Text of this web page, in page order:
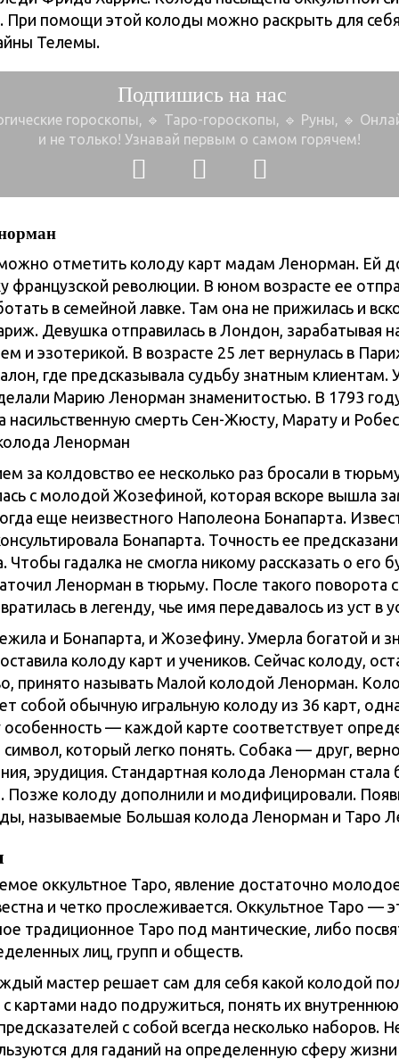
При помощи этой колоды можно раскрыть для
Телемы.
Подпишись на нас
гороскопы, 🔹 Таро-гороскопы, 🔹 Руны, 🔹
и не только! Узнавай первым о самом горячем!
отметить колоду карт мадам Ленорман. Ей
французской революции. В юном возрасте ее
в семейной лавке. Там она не прижилась и
Девушка отправилась в Лондон, зарабатывая
и эзотерикой. В возрасте 25 лет вернулась в
где предсказывала судьбу знатным клиентам.
Марию Ленорман знаменитостью. В 1793
насильственную смерть Сен-Жюсту, Марату и
за колдовство ее несколько раз бросали в
с молодой Жозефиной, которая вскоре вышла
еще неизвестного Наполеона Бонапарта.
Бонапарта. Точность ее
Чтобы гадалка не смогла никому рассказать о его
Ленорман в тюрьму. После такого поворота
в легенду, чье имя передавалось из уст в
и Бонапарта, и Жозефину. Умерла богатой и
колоду карт и учеников. Сейчас колоду,
принято называть Малой колодой Ленорман.
собой обычную игральную колоду из 36 карт,
— каждой карте соответствует
который легко понять. Собака — друг,
эрудиция. Стандартная колода Ленорман стала
Позже колоду дополнили и модифицировали.
называемые Большая колода Ленорман и Таро
оккультное Таро, явление достаточно
и четко прослеживается. Оккультное Таро —
традиционное Таро под мантические, либо
лиц, групп и обществ.
мастер решает сам для себя какой колодой
картами надо подружиться, понять их внутреннюю
с собой всегда несколько наборов.
для гаданий на определенную сферу